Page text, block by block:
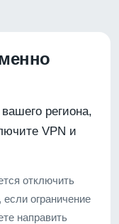
региона,
VPN и
отключить
ограничение
направить